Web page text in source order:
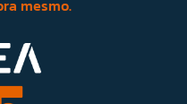
mesmo.